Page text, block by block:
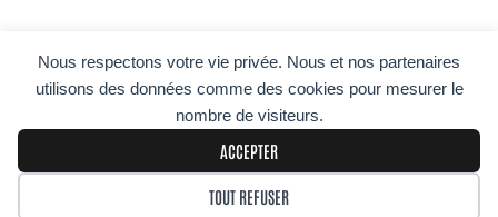
Nous respectons votre vie privée. Nous et nos partenaires
utilisons des données comme des cookies pour mesurer le
nombre de visiteurs.
ACCEPTER
TOUT REFUSER
o
g
o
T